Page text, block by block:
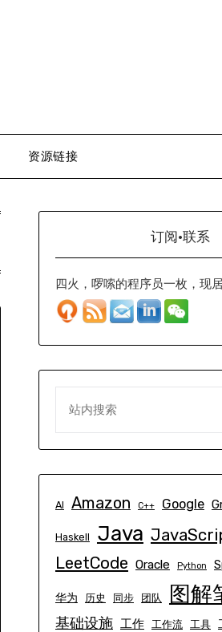
资源链接
订阅·联系
四火，啰嗦的程序员一枚，现
AI Amazon C++ Google
Haskell Java
LeetCode Oracle Python
华为 历史 同步 团队 图解
基础设施 工作 工作流 工具